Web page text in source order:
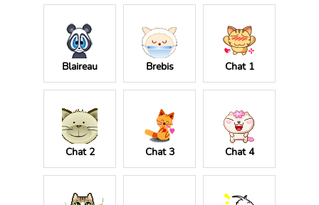
Blaireau Brebis Chat 1
Chat 2 Chat 3 Chat 4